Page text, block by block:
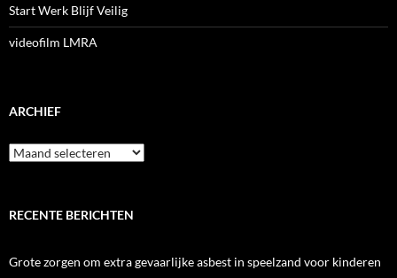
Start Werk Blijf Veilig
videofilm LMRA
ARCHIEF
Archief
RECENTE BERICHTEN
Grote zorgen om extra gevaarlijke asbest in speelzand voor kinderen